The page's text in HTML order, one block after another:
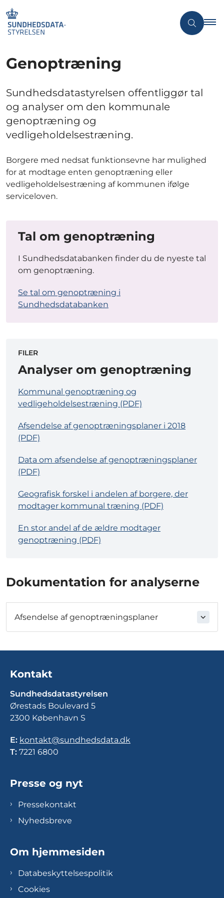
Genoptræning
Sundhedsdatastyrelsen offentliggør tal
og analyser om den kommunale
genoptræning og
vedligeholdelsestræning.
Borgere med nedsat funktionsevne har mulighed
for at modtage enten genoptræning eller
vedligeholdelsestræning af kommunen ifølge
serviceloven.
Tal om genoptræning
I Sundhedsdatabanken finder du de nyeste tal
om genoptræning.
Se tal om genoptræning i
Sundhedsdatabanken
FILER
Analyser om genoptræning
Kommunal genoptræning og
vedligeholdelsestræning (PDF)
Afsendelse af genoptræningsplaner i 2018
(PDF)
Data om afsendelse af genoptræningsplaner
(PDF)
Geografisk forskel i andelen af borgere, der
modtager kommunal træning (PDF)
En stor andel af de ældre modtager
genoptræning (PDF)
Dokumentation for analyserne
Afsendelse af genoptræningsplaner
Kontakt
Sundhedsdatastyrelsen
Ørestads Boulevard 5
2300 København S
E: kontakt@sundhedsdata.dk
T: 7221 6800
Presse og nyt
Pressekontakt
Nyhedsbreve
Om hjemmesiden
Databeskyttelsespolitik
Cookies